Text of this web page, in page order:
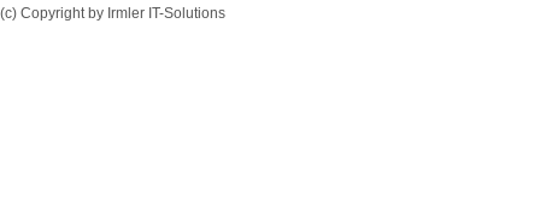
(c) Copyright by Irmler IT-Solutions